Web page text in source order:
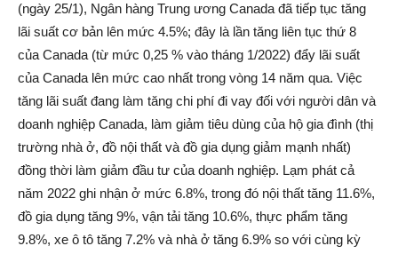
(ngày 25/1), Ngân hàng Trung ương Canada đã tiếp tục tăng
lãi suất cơ bản lên mức 4.5%; đây là lần tăng liên tục thứ 8
của Canada (từ mức 0,25 % vào tháng 1/2022) đẩy lãi suất
của Canada lên mức cao nhất trong vòng 14 năm qua. Việc
tăng lãi suất đang làm tăng chi phí đi vay đối với người dân và
doanh nghiệp Canada, làm giảm tiêu dùng của hộ gia đình (thị
trường nhà ở, đồ nội thất và đồ gia dụng giảm mạnh nhất)
đồng thời làm giảm đầu tư của doanh nghiệp. Lạm phát cả
năm 2022 ghi nhận ở mức 6.8%, trong đó nội thất tăng 11.6%,
đồ gia dụng tăng 9%, vận tải tăng 10.6%, thực phẩm tăng
9.8%, xe ô tô tăng 7.2% và nhà ở tăng 6.9% so với cùng kỳ